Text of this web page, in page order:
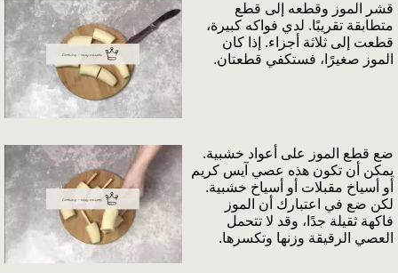
قشر الموز وقطعه إلى قطع
متطابقة تقريبًا. لدي فواكه كبيرة،
قطعت إلى ثلاثة أجزاء. إذا كان
الموز صغيرًا، فستكفي قطعتان.
ضع قطع الموز على أعواد خشبية.
يمكن أن تكون هذه عصي آيس كريم
أو أسياخ مقبلات أو أسياخ خشبية.
لكن ضع في اعتبارك أن الموز
فاكهة ثقيلة جدًا، وقد لا تتحمل
العصي الرقيقة وزنها وتكسرها.